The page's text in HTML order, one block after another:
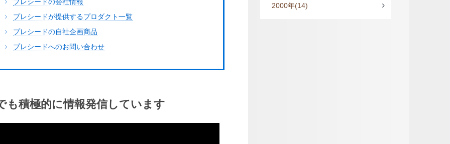
プレシードが提供するプロダクト一覧
プレシードの自社企画商品
プレシードへのお問い合わせ
も積極的に情報発信しています
2000年(14)